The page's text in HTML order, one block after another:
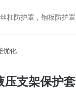
杠防护罩，钢板防护
优化
压支架保护